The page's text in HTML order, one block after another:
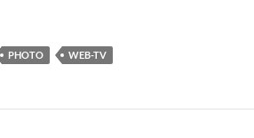
PHOTO WEB-TV